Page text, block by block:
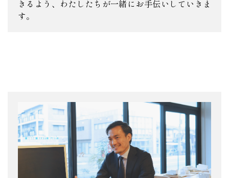
きるよう、わたしたちが一緒にお手伝いしていきま
す。